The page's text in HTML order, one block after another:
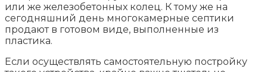
или же железобетонных колец. К тому же на
сегодняшний день многокамерные септики
продают в готовом виде, выполненные из
пластика.
Если осуществлять самостоятельную постройку